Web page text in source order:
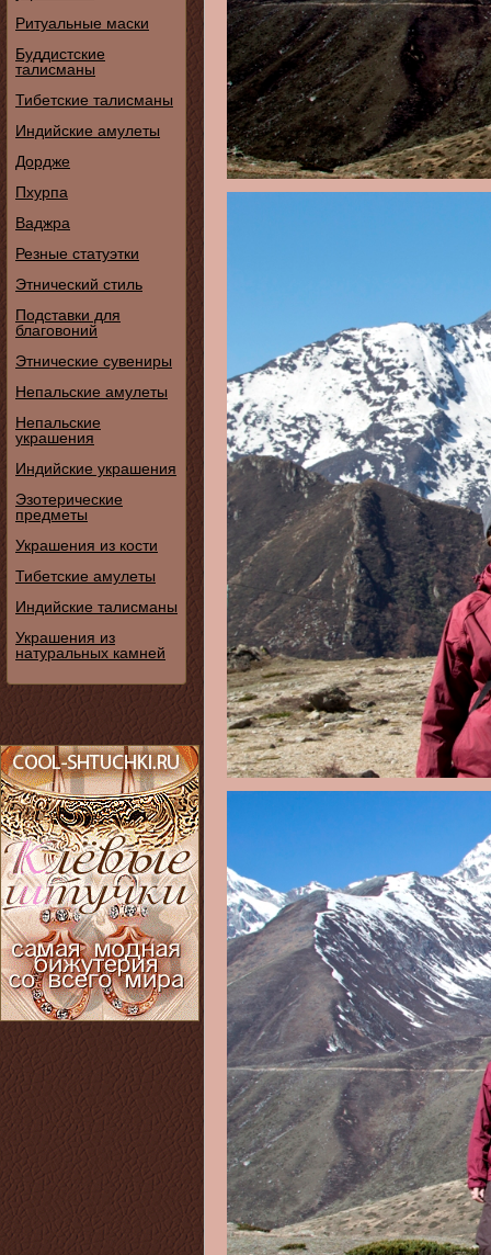
Ритуальные маски
Буддистские
талисманы
Тибетские талисманы
Индийские амулеты
Дордже
Пхурпа
Ваджра
Резные статуэтки
Этнический стиль
Подставки для
благовоний
Этнические сувениры
Непальские амулеты
Непальские
украшения
Индийские украшения
Эзотерические
предметы
Украшения из кости
Тибетские амулеты
Индийские талисманы
Украшения из
натуральных камней